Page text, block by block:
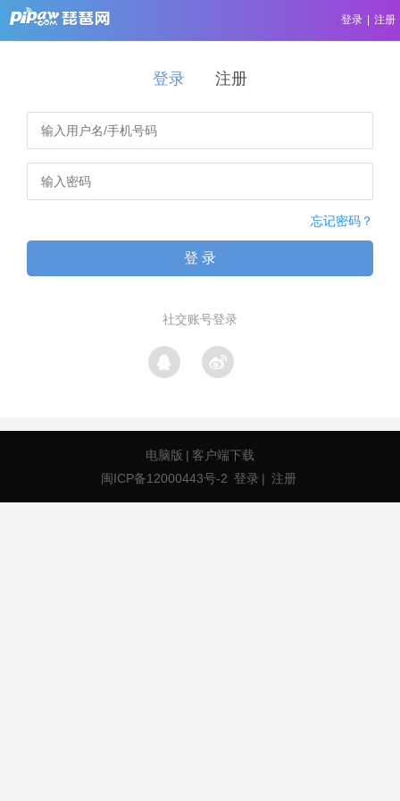
登录 注册
登录 注册
忘记密码？
登 录
社交账号登录
电脑版 | 客户端下载
闽ICP备12000443号-2 登录 | 注册